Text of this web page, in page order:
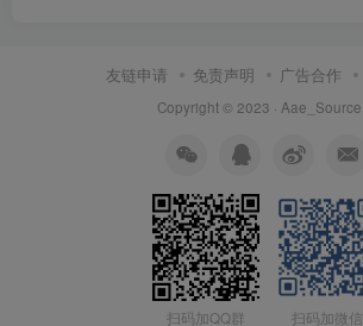
友链申请 免责声明 广告合作
Copyright © 2023 · Aae_Source
扫码加QQ群 扫码加微信